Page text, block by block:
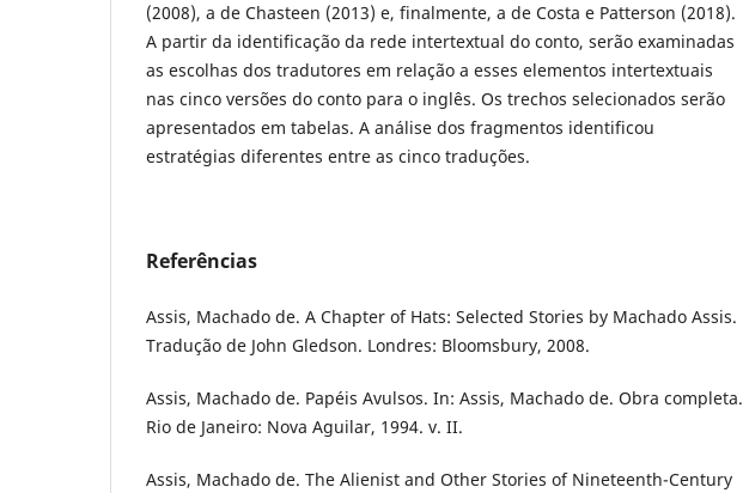
(2008), a de Chasteen (2013) e, finalmente, a de Costa e Patterson (2018).
A partir da identificação da rede intertextual do conto, serão examinadas
as escolhas dos tradutores em relação a esses elementos intertextuais
nas cinco versões do conto para o inglês. Os trechos selecionados serão
apresentados em tabelas. A análise dos fragmentos identificou
estratégias diferentes entre as cinco traduções.
Referências
Assis, Machado de. A Chapter of Hats: Selected Stories by Machado Assis.
Tradução de John Gledson. Londres: Bloomsbury, 2008.
Assis, Machado de. Papéis Avulsos. In: Assis, Machado de. Obra completa.
Rio de Janeiro: Nova Aguilar, 1994. v. II.
Assis, Machado de. The Alienist and Other Stories of Nineteenth-Century